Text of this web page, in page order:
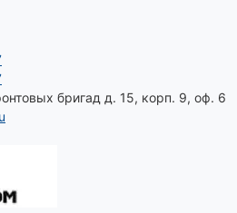
бригад д. 15, корп. 9, оф. 6